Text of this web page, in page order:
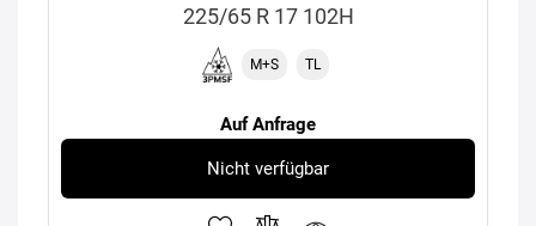
225/65 R 17 102H
M+S TL
Auf Anfrage
Nicht verfügbar